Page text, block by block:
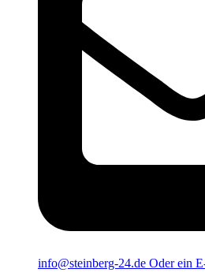
info@steinberg-24.de Oder ein